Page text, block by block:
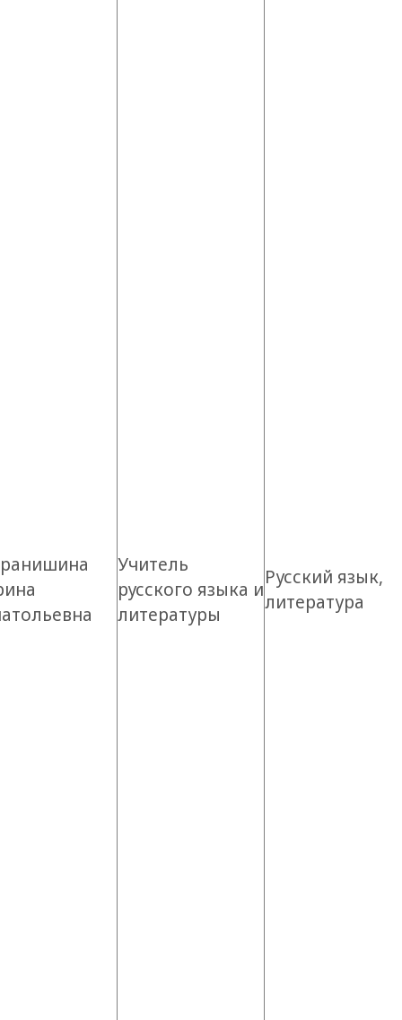
Учитель
русского языка и
литературы
Русский язык,
литература